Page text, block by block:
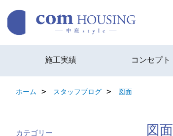
施工実績 コンセプト
ホーム スタッフブログ 図面
図面
カテゴリー